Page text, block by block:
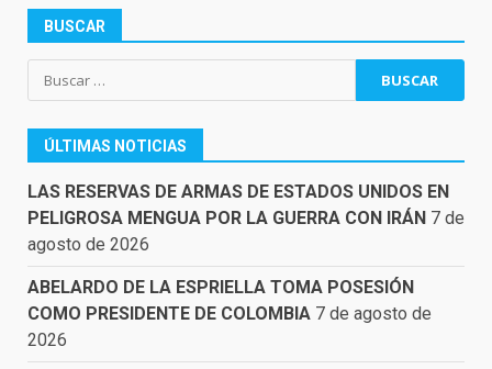
BUSCAR
Buscar:
ÚLTIMAS NOTICIAS
LAS RESERVAS DE ARMAS DE ESTADOS UNIDOS EN
PELIGROSA MENGUA POR LA GUERRA CON IRÁN 7 de
agosto de 2026
ABELARDO DE LA ESPRIELLA TOMA POSESIÓN
COMO PRESIDENTE DE COLOMBIA 7 de agosto de
2026